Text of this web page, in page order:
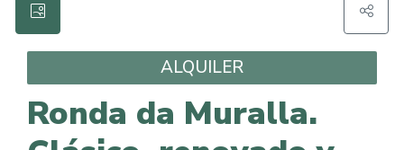
ALQUILER
Ronda da Muralla.